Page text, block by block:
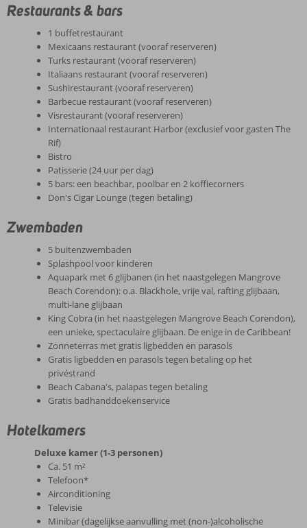
Restaurants & bars
1 buffetrestaurant
Mexicaans restaurant (vooraf reserveren)
Turks restaurant (vooraf reserveren)
Italiaans restaurant (vooraf reserveren)
Sushirestaurant (vooraf reserveren)
Barbecue restaurant (vooraf reserveren)
Visrestaurant (vooraf reserveren)
Internationaal restaurant Harbor (exclusief voor gasten The
Rif)
Bistro
Patisserie (24 uur per dag)
5 bars: een beachbar, poolbar en 2 koffiecorners
Don's Cigar Lounge (tegen betaling)
Zwembaden
5 buitenzwembaden
Splashpool voor kinderen
Aquapark met 6 glijbanen (in het naastgelegen Mangrove
Beach Corendon): o.a. Blackhole, vrije val, rafting glijbaan,
multi-lane glijbaan
King Cobra (in het naastgelegen Mangrove Beach Corendon),
een unieke, spectaculaire glijbaan. De enige in de Caribbean!
Zonneterras met gratis ligbedden en parasols
Gratis ligbedden en parasols tegen betaling op het
privéstrand
Beach Cabana's, palapas tegen betaling
Gratis badhanddoekenservice
Hotelkamers
Deluxe kamer (1-3 personen)
Ca. 51 m²
Telefoon*
Airconditioning
Televisie
Minibar (dagelijkse aanvulling met (non-)alcoholische